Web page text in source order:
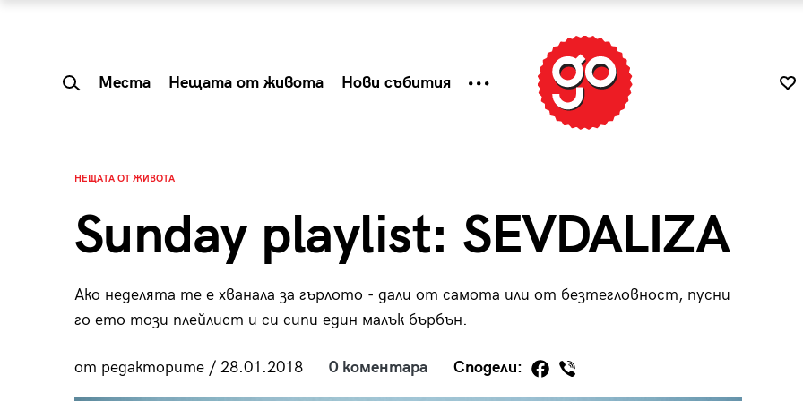
Места Нещата от живота Нови събития
НЕЩАТА ОТ ЖИВОТА
Sunday playlist: SEVDALIZA
Ако неделята те е хванала за гърлото - дали от самота или от безтегловност, пусни
го ето този плейлист и си сипи един малък бърбън.
от редакторите / 28.01.2018 0 коментара Сподели:
Summer Prelude: как
Tender is the Wine – Какво